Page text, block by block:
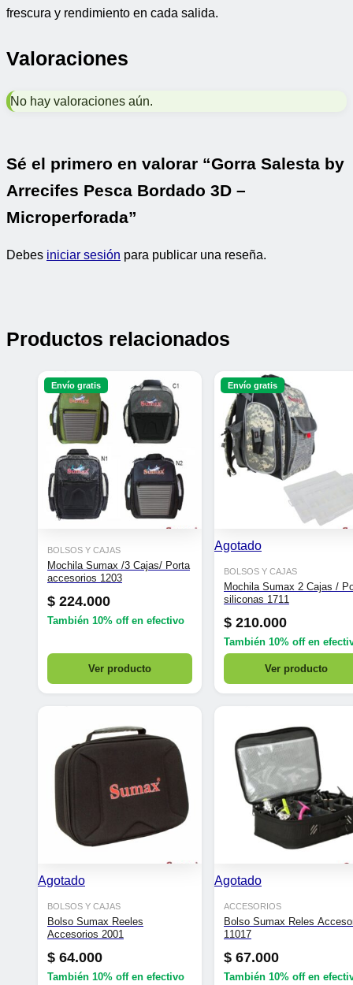
frescura y rendimiento en cada salida.
Valoraciones
No hay valoraciones aún.
Sé el primero en valorar “Gorra Salesta by
Arrecifes Pesca Bordado 3D –
Microperforada”
Debes iniciar sesión para publicar una reseña.
Productos relacionados
Envío gratis
BOLSOS Y CAJAS
Mochila Sumax /3 Cajas/ Porta
accesorios 1203
$ 224.000
También 10% offen efectivo
Ver producto
Envío gratis
Agotado
BOLSOS Y CAJAS
Mochila Sumax 2 Cajas /
siliconas 1711
$ 210.000
También 10% offen
Ver producto
Agotado
BOLSOS Y CAJAS
Bolso Sumax Reeles
Accesorios 2001
$ 64.000
También 10% offen efectivo
Agotado
ACCESORIOS
Bolso Sumax Reles
11017
$ 67.000
También 10% offen